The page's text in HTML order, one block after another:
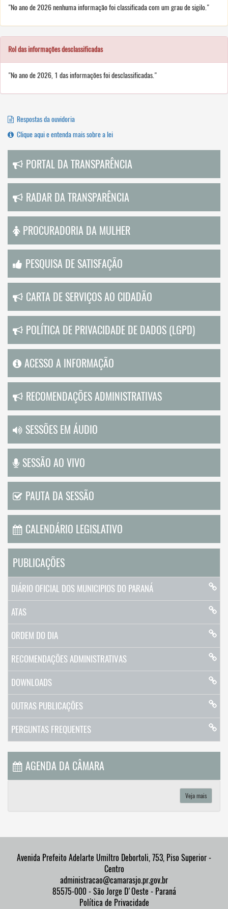
"No ano de 2026 nenhuma informação foi classificada com um grau de sigilo."
Rol das informações desclassificadas
"No ano de 2026, 1 das informações foi desclassificadas."
Respostas da ouvidoria
Clique aqui e entenda mais sobre a lei
PORTAL DA TRANSPARÊNCIA
RADAR DA TRANSPARÊNCIA
PROCURADORIA DA MULHER
PESQUISA DE SATISFAÇÃO
CARTA DE SERVIÇOS AO CIDADÃO
POLÍTICA DE PRIVACIDADE DE DADOS (LGPD)
ACESSO A INFORMAÇÃO
RECOMENDAÇÕES ADMINISTRATIVAS
SESSÕES EM ÁUDIO
SESSÃO AO VIVO
PAUTA DA SESSÃO
CALENDÁRIO LEGISLATIVO
PUBLICAÇÕES
DIÁRIO OFICIAL DOS MUNICIPIOS DO PARANÁ
ATAS
ORDEM DO DIA
RECOMENDAÇÕES ADMINISTRATIVAS
DOWNLOADS
OUTRAS PUBLICAÇÕES
PERGUNTAS FREQUENTES
AGENDA DA CÂMARA
Veja mais
Avenida Prefeito Adelarte Umiltro Debortoli, 753, Piso Superior -
Centro
administracao@camarasjo.pr.gov.br
85575-000 - São Jorge D'Oeste - Paraná
Política de Privacidade